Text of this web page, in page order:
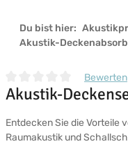
Du bist hier:
Akustik-
Durchschnittliche
Bewerten
Akustik-
Entdecken Sie die Vorteile
Raumakustik und